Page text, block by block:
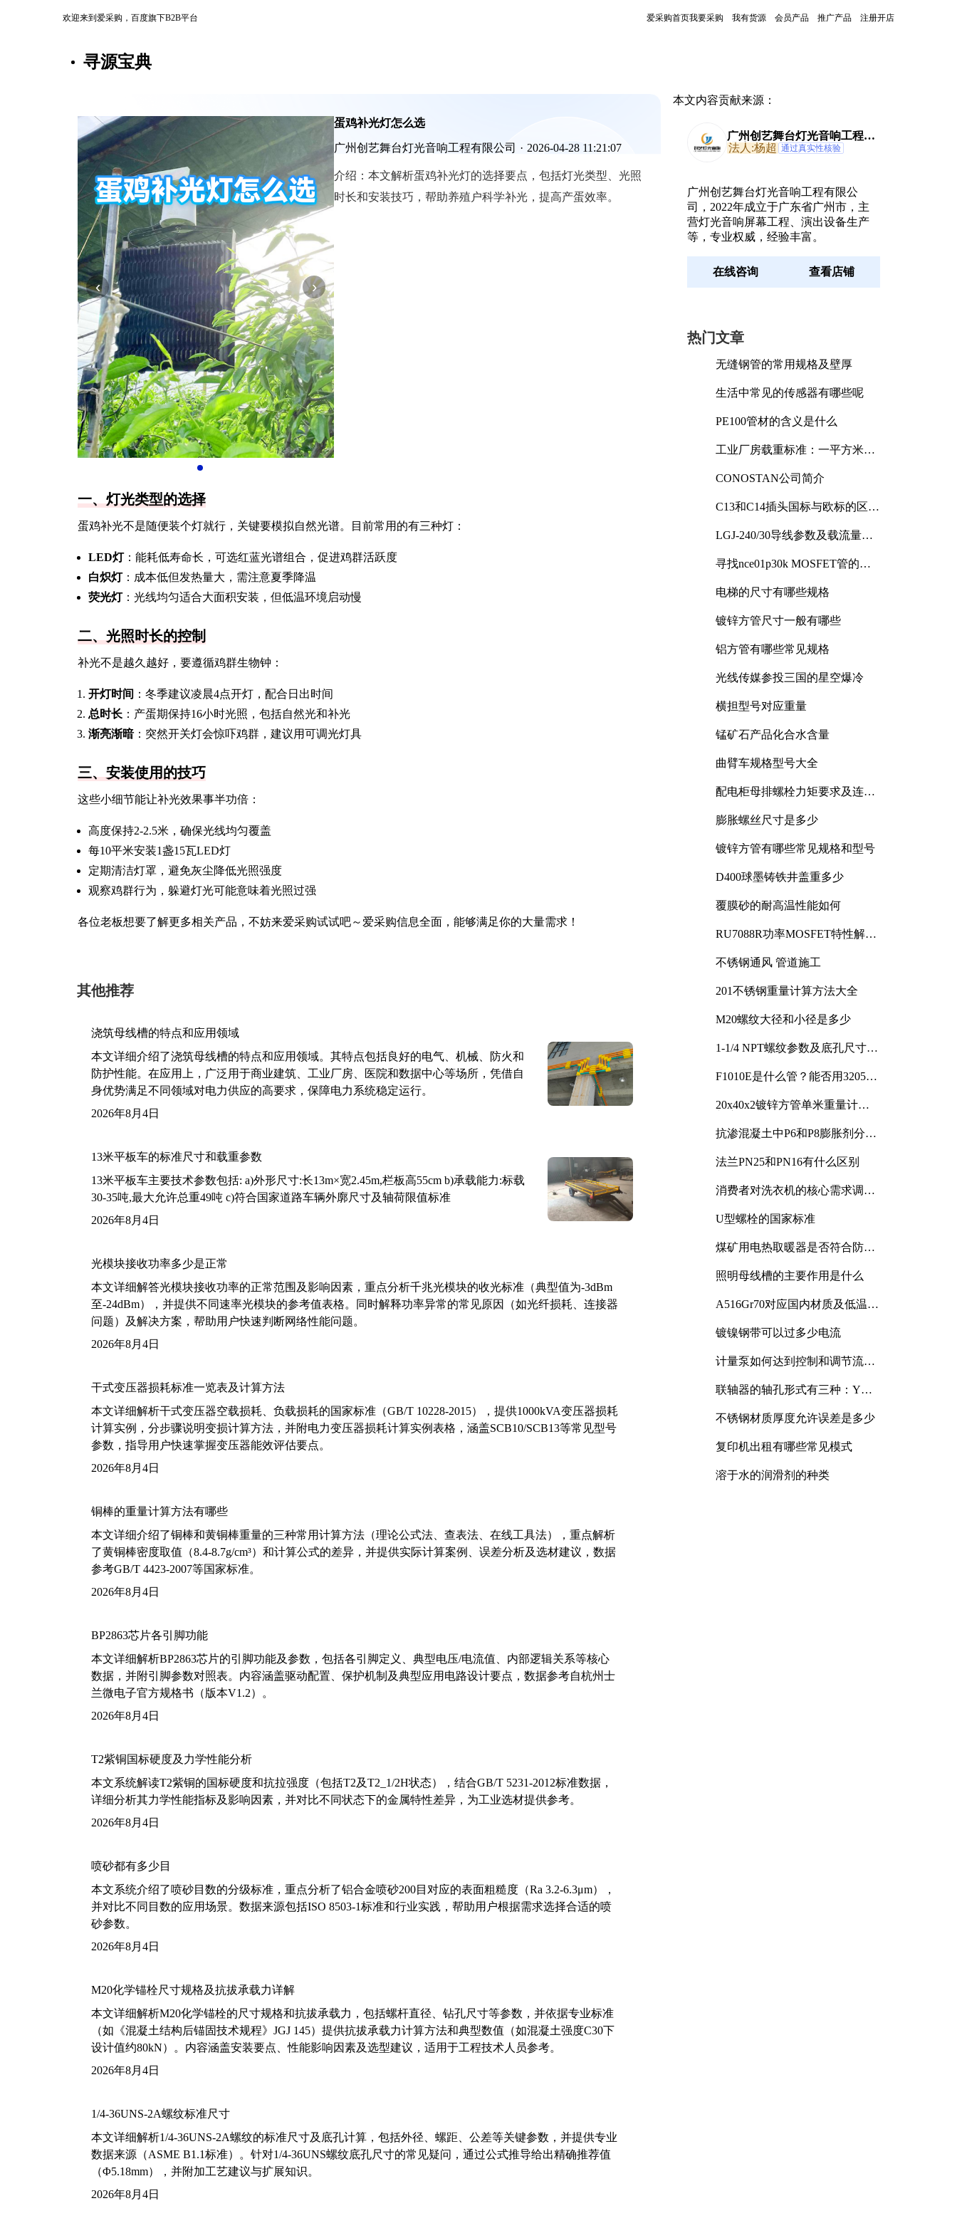
欢迎来到爱采购，百度旗下B2B平台 爱采购首页我要采购 我有货源 会员产品 推广产品 注册开店
寻源宝典
‹ ›
蛋鸡补光灯怎么选
广州创艺舞台灯光音响工程有限公司 · 2026-04-28 11:21:07
介绍： 本文解析蛋鸡补光灯的选择要点，包括灯光类型、光照
时长和安装技巧，帮助养殖户科学补光，提高产蛋效率。
一、灯光类型的选择
蛋鸡补光不是随便装个灯就行，关键要模拟自然光谱。目前常用的有三种灯：
LED灯：能耗低寿命长，可选红蓝光谱组合，促进鸡群活跃度
白炽灯：成本低但发热量大，需注意夏季降温
荧光灯：光线均匀适合大面积安装，但低温环境启动慢
二、光照时长的控制
补光不是越久越好，要遵循鸡群生物钟：
开灯时间 ：冬季建议凌晨4点开灯，配合日出时间
总时长 ：产蛋期保持16小时光照，包括自然光和补光
渐亮渐暗：突然开关灯会惊吓鸡群，建议用可调光灯具
三、安装使用的技巧
这些小细节能让补光效果事半功倍：
高度保持2-2.5米，确保光线均匀覆盖
每10平米安装1盏15瓦LED灯
定期清洁灯罩，避免灰尘降低光照强度
观察鸡群行为，躲避灯光可能意味着光照过强
各位老板想要了解更多相关产品，不妨来爱采购试试吧～爱采购信息全面，能够满足你的大量需求！
其他推荐
浇筑母线槽的特点和应用领域
本文详细介绍了浇筑母线槽的特点和应用领域。其特点包括良好的电气、机械、防火和
防护性能。在应用上，广泛用于商业建筑、工业厂房、医院和数据中心等场所，凭借自
身优势满足不同领域对电力供应的高要求，保障电力系统稳定运行。
2026年8月4日
13米平板车的标准尺寸和载重参数
13米平板车主要技术参数包括: a)外形尺寸:长13m×宽2.45m,栏板高55cm b)承载能力:标载
30-35吨,最大允许总重49吨 c)符合国家道路车辆外廓尺寸及轴荷限值标准
2026年8月4日
光模块接收功率多少是正常
本文详细解答光模块接收功率的正常范围及影响因素，重点分析千兆光模块的收光标准（典型值为-3dBm
至-24dBm），并提供不同速率光模块的参考值表格。同时解释功率异常的常见原因（如光纤损耗、连接器
问题）及解决方案，帮助用户快速判断网络性能问题。
2026年8月4日
干式变压器损耗标准一览表及计算方法
本文详细解析干式变压器空载损耗、负载损耗的国家标准（GB/T 10228-2015），提供1000kVA变压器损耗
计算实例，分步骤说明变损计算方法，并附电力变压器损耗计算实例表格，涵盖SCB10/SCB13等常见型号
参数，指导用户快速掌握变压器能效评估要点。
2026年8月4日
铜棒的重量计算方法有哪些
本文详细介绍了铜棒和黄铜棒重量的三种常用计算方法（理论公式法、查表法、在线工具法），重点解析
了黄铜棒密度取值（8.4-8.7g/cm³）和计算公式的差异，并提供实际计算案例、误差分析及选材建议，数据
参考GB/T 4423-2007等国家标准。
2026年8月4日
BP2863芯片各引脚功能
本文详细解析BP2863芯片的引脚功能及参数，包括各引脚定义、典型电压/电流值、内部逻辑关系等核心
数据，并附引脚参数对照表。内容涵盖驱动配置、保护机制及典型应用电路设计要点，数据参考自杭州士
兰微电子官方规格书（版本V1.2）。
2026年8月4日
T2紫铜国标硬度及力学性能分析
本文系统解读T2紫铜的国标硬度和抗拉强度（包括T2及T2_1/2H状态），结合GB/T 5231-2012标准数据，
详细分析其力学性能指标及影响因素，并对比不同状态下的金属特性差异，为工业选材提供参考。
2026年8月4日
喷砂都有多少目
本文系统介绍了喷砂目数的分级标准，重点分析了铝合金喷砂200目对应的表面粗糙度（Ra 3.2-6.3μm），
并对比不同目数的应用场景。数据来源包括ISO 8503-1标准和行业实践，帮助用户根据需求选择合适的喷
砂参数。
2026年8月4日
M20化学锚栓尺寸规格及抗拔承载力详解
本文详细解析M20化学锚栓的尺寸规格和抗拔承载力，包括螺杆直径、钻孔尺寸等参数，并依据专业标准
（如《混凝土结构后锚固技术规程》JGJ 145）提供抗拔承载力计算方法和典型数值（如混凝土强度C30下
设计值约80kN）。内容涵盖安装要点、性能影响因素及选型建议，适用于工程技术人员参考。
2026年8月4日
1/4-36UNS-2A螺纹标准尺寸
本文详细解析1/4-36UNS-2A螺纹的标准尺寸及底孔计算，包括外径、螺距、公差等关键参数，并提供专业
数据来源（ASME B1.1标准）。针对1/4-36UNS螺纹底孔尺寸的常见疑问，通过公式推导给出精确推荐值
（Φ5.18mm），并附加工艺建议与扩展知识。
2026年8月4日
本文内容贡献来源：
广州创艺舞台灯光音响工程有
限公司
法人:杨超 通过真实性核验
广州创艺舞台灯光音响工程有限公
司，2022年成立于广东省广州市，主
营灯光音响屏幕工程、演出设备生产
等，专业权威，经验丰富。
在线咨询 查看店铺
热门文章
无缝钢管的常用规格及壁厚
生活中常见的传感器有哪些呢
PE100管材的含义是什么
工业厂房载重标准：一平方米能
CONOSTAN公司简介
C13和C14插头国标与欧标的区别
LGJ-240/30导线参数及载流量解
寻找nce01p30k MOSFET管的合
电梯的尺寸有哪些规格
镀锌方管尺寸一般有哪些
铝方管有哪些常见规格
光线传媒参投三国的星空爆冷
横担型号对应重量
锰矿石产品化合水含量
曲臂车规格型号大全
配电柜母排螺栓力矩要求及连接
膨胀螺丝尺寸是多少
镀锌方管有哪些常见规格和型号
D400球墨铸铁井盖重多少
覆膜砂的耐高温性能如何
RU7088R功率MOSFET特性解析
不锈钢通风 管道施工
201不锈钢重量计算方法大全
M20螺纹大径和小径是多少
1-1/4 NPT螺纹参数及底孔尺寸详
F1010E是什么管？能否用3205或
20x40x2镀锌方管单米重量计算
抗渗混凝土中P6和P8膨胀剂分别
法兰PN25和PN16有什么区别
消费者对洗衣机的核心需求调研
U型螺栓的国家标准
煤矿用电热取暖器是否符合防爆
照明母线槽的主要作用是什么
A516Gr70对应国内材质及低温冲
镀镍钢带可以过多少电流
计量泵如何达到控制和调节流量
联轴器的轴孔形式有三种：Y
不锈钢材质厚度允许误差是多少
复印机出租有哪些常见模式
溶于水的润滑剂的种类